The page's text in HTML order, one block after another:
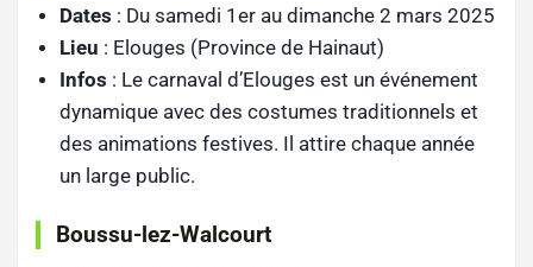
Dates : Du samedi 1er au dimanche 2 mars 2025
Lieu : Elouges (Province de Hainaut)
Infos : Le carnaval d’Elouges est un événement
dynamique avec des costumes traditionnels et
des animations festives. Il attire chaque année
un large public.
Boussu-lez-Walcourt